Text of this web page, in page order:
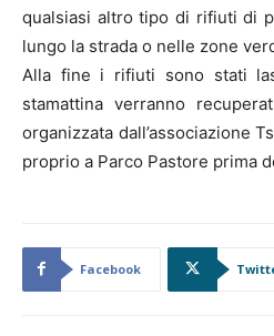
qualsiasi altro tipo di rifiuti di
lungo la strada o nelle zone
Alla fine i rifiuti sono stati
stamattina verranno
organizzata dall’associazione
proprio a Parco Pastore prima
Facebook